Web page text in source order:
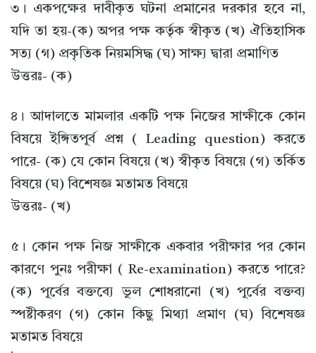
৩। একপক্ষের দাবীকৃত ঘটনা প্রমানের দরকার হবে না,
যদি তা হয়-(ক) অপর পক্ষ কর্তৃক স্বীকৃত (খ) ঐতিহাসিক
সত্য (গ) প্রকৃতিক নিয়মসিদ্ধ (ঘ) সাক্ষ্য দ্বারা প্রমাণিত
উত্তরঃ- (ক)
৪। আদালতে মামলার একটি পক্ষ নিজের সাক্ষীকে কোন
বিষয়ে ইঙ্গিতপূর্ব প্রশ্ন ( Leading question) করতে
পারে- (ক) যে কোন বিষয়ে (খ) স্বীকৃত বিষয়ে (গ) তর্কিত
বিষয়ে (ঘ) বিশেষজ্ঞ মতামত বিষয়ে
উত্তরঃ- (খ)
৫। কোন পক্ষ নিজ সাক্ষীকে একবার পরীক্ষার পর কোন
কারণে পুনঃ পরীক্ষা ( Re-examination) করতে পারে?
(ক) পূর্বের বক্তব্যে ভুল শোধরানো (খ) পূর্বের বক্তব্য
স্পষ্টীকরণ (গ) কোন কিছু মিথ্যা প্রমাণ (ঘ) বিশেষজ্ঞ
মতামত বিষয়ে